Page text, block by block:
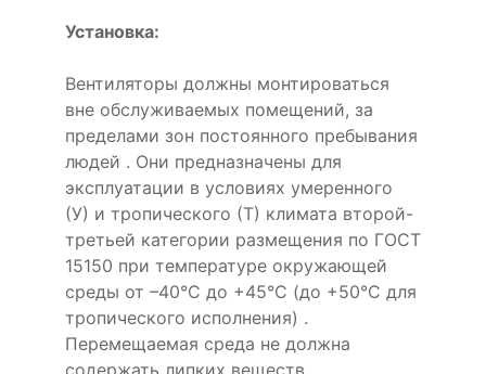
Установка:
Вентиляторы должны монтироваться
вне обслуживаемых помещений, за
пределами зон постоянного пребывания
людей . Они предназначены для
эксплуатации в условиях умеренного
(У) и тропического (Т) климата второй-
третьей категории размещения по ГОСТ
15150 при температуре окружающей
среды от –40°С до +45°С (до +50°С для
тропического исполнения) .
Перемещаемая среда не должна
содержать липких веществ,